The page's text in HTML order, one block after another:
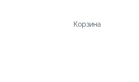
Корзина